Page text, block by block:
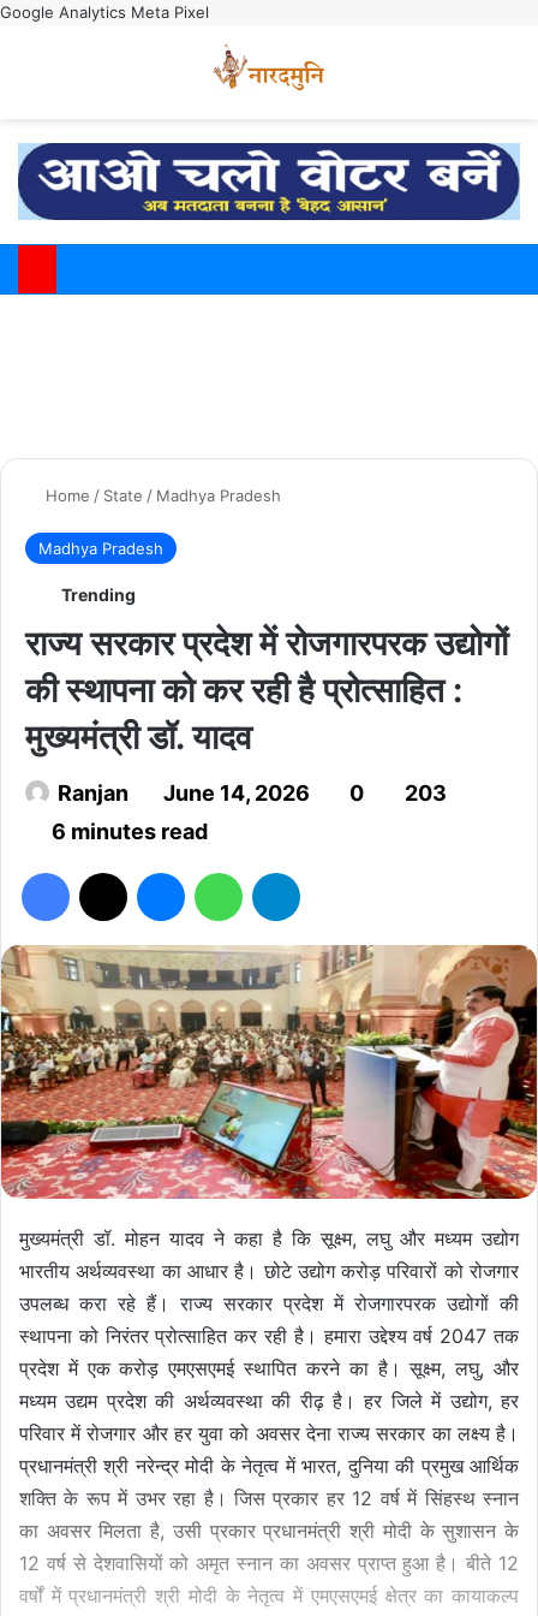
Google Analytics Meta Pixel
Home / State / Madhya Pradesh
Madhya Pradesh
Trending
राज्य सरकार प्रदेश में रोजगारपरक उद्योगों
की स्थापना को कर रही है प्रोत्साहित :
मुख्यमंत्री डॉ. यादव
Ranjan June 14, 2026 0
203
6 minutes read
मुख्यमंत्री डॉ. मोहन यादव ने कहा है कि सूक्ष्म, लघु और मध्यम उद्योग
भारतीय अर्थव्यवस्था का आधार है। छोटे उद्योग करोड़ परिवारों को रोजगार
उपलब्ध करा रहे हैं। राज्य सरकार प्रदेश में रोजगारपरक उद्योगों की
स्थापना को निरंतर प्रोत्साहित कर रही है। हमारा उद्देश्य वर्ष 2047 तक
प्रदेश में एक करोड़ एमएसएमई स्थापित करने का है। सूक्ष्म, लघु, और
मध्यम उद्यम प्रदेश की अर्थव्यवस्था की रीढ़ है। हर जिले में उद्योग, हर
परिवार में रोजगार और हर युवा को अवसर देना राज्य सरकार का लक्ष्य है।
प्रधानमंत्री श्री नरेन्द्र मोदी के नेतृत्व में भारत, दुनिया की प्रमुख आर्थिक
शक्ति के रूप में उभर रहा है। जिस प्रकार हर 12 वर्ष में सिंहस्थ स्नान
का अवसर मिलता है, उसी प्रकार प्रधानमंत्री श्री मोदी के सुशासन के
12 वर्ष से देशवासियों को अमृत स्नान का अवसर प्राप्त हुआ है। बीते 12
वर्षों में प्रधानमंत्री श्री मोदी के नेतृत्व में एमएसएमई क्षेत्र का कायाकल्प